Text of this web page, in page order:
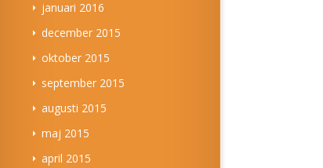
januari 2016
december 2015
oktober 2015
september 2015
augusti 2015
maj 2015
april 2015